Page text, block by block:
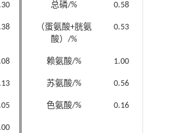
总磷/% 0.58
（蛋氨酸+胱氨
酸）/%
0.53
赖氨酸/% 1.00
苏氨酸/% 0.56
色氨酸/% 0.16